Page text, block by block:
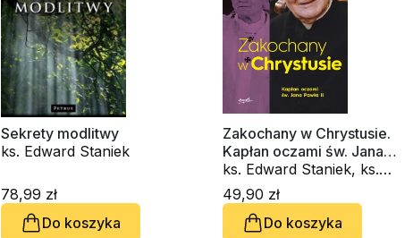
Sekrety modlitwy
ks. Edward Staniek
78,99 zł
Do koszyka
Zakochany w Chrystusie.
Kapłan oczami św. Jana
Pawła II
ks. Edward Staniek, ks.
Jerzy Jastrzębski
49,90 zł
Do koszyka